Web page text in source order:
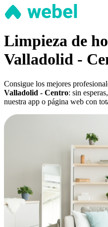
Limpieza de
Valladolid -
Consigue los mejores
Valladolid - Centro: sin
nuestra app o página web con